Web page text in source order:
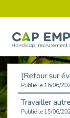
Publié le 16/06/
Publié le 15/06/